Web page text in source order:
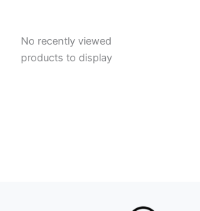
No recently viewed
products to display